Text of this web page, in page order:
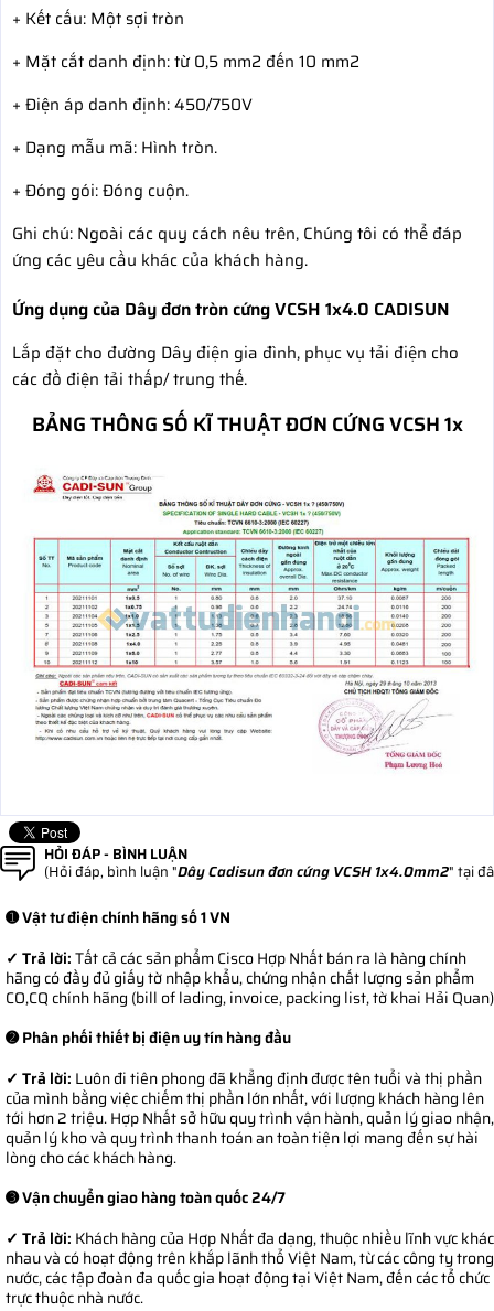
+ Kết cấu: Một sợi tròn
+ Mặt cắt danh định: từ 0,5 mm2 đến 10 mm2
+ Điện áp danh định: 450/750V
+ Dạng mẫu mã: Hình tròn.
+ Đóng gói: Đóng cuộn.
Ghi chú: Ngoài các quy cách nêu trên, Chúng tôi có thể đáp
ứng các yêu cầu khác của khách hàng.
Ứng dụng của Dây đơn tròn cứng VCSH 1x4.0 CADISUN
Lắp đặt cho đường Dây điện gia đình, phục vụ tải điện cho
các đồ điện tải thấp/ trung thế.
BẢNG THÔNG SỐ KĨ THUẬT ĐƠN CỨNG VCSH 1x
HỎI ĐÁP - BÌNH LUẬN
(Hỏi đáp, bình luận "Dây Cadisun đơn cứng VCSH 1x4.0mm2" tại
➊ Vật tư điện chính hãng số 1 VN
✓ Trả lời:Tất cả các sản phẩm Cisco Hợp Nhất bán ra là hàng chính
hãng có đầy đủ giấy tờ nhập khẩu, chứng nhận chất lượng sản phẩm
CO,CQ chính hãng (bill of lading, invoice, packing list, tờ khai Hải Quan)
➋ Phân phối thiết bị điện uy tín hàng đầu
✓ Trả lời: Luôn đi tiên phong đã khẳng định được tên tuổi và thị phần
của mình bằng việc chiếm thị phần lớn nhất, với lượng khách hàng lên
tới hơn 2 triệu. Hợp Nhất sở hữu quy trình vận hành, quản lý giao nhận,
quản lý kho và quy trình thanh toán an toàn tiện lợi mang đến sự hài
lòng cho các khách hàng.
➌ Vận chuyển giao hàng toàn quốc 24/7
✓ Trả lời: Khách hàng của Hợp Nhất đa dạng, thuộc nhiều lĩnh vực khác
nhau và có hoạt động trên khắp lãnh thổ Việt Nam, từ các công ty trong
nước, các tập đoàn đa quốc gia hoạt động tại Việt Nam, đến các tổ chức
trực thuộc nhà nước.